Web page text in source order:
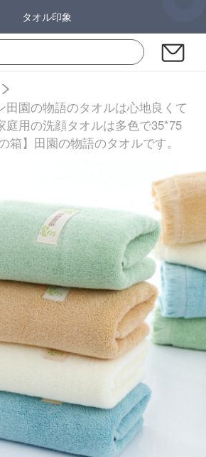
タオル印象
田園の物語のタオルは心地良くて
庭用の洗顔タオルは多色で35*75
箱】田園の物語のタオルです。